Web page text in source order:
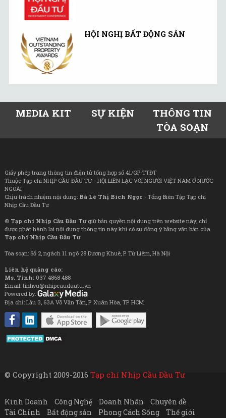
HỘI NGHỊ BẤT ĐỘNG SẢN
MEDIA KIT SỰ KIỆN
THÔNG TIN
TÒA SOẠN
Giấy phép trang thông tin điện tử tổng hợp số 41/GP-TTĐT
Thuộc Tạp chí NHỊP CẦU ĐẦU TƯ - HỘI LIÊN LẠC VỚI NGƯỜI VIỆT NAM Ở NƯỚC
NGOÀI
Chịu trách nhiệm nội dung: Bà Lê Thị Bích Ngọc - Tổng Biên Tập Tạp chí
Nhịp Cầu Đầu Tư
© Tạp chí Nhịp Cầu Đầu Tưgiữ bản quyền nội dung trên website này; chỉ
được phát hành lại nội dung thông tin này khi có sự đồng ý bằng văn bản của
Tạp chí Nhịp Cầu Đầu Tư
Tòa soạn: Số 2, ngách 11 ngõ 28 Dương Khuê, P. Từ Liêm, Hà Nội
Liên hệ quảng cáo:
Ms. Tình: 037 4868 488
Email: tinhvu@nhipcaudautu.vn
Powered by:
Địa chỉ: Lầu 3, 63A Võ Văn Tần, P. Xuân Hòa, TP. HCM
© Copyright 2009-2016 Tạp chí Nhịp Cầu Đầu Tư
Kinh Doanh Công Nghệ Doanh Nhân
Chuyên đề
Tài Chính
Bất động sản Phong Cách Sống Thế giới